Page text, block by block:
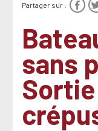
Partager sur :
sans
Sortie